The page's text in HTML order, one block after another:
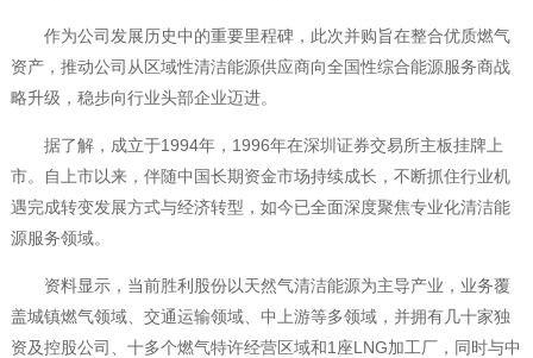
作为公司发展历史中的重要里程碑，此次并购旨在整合优质燃气
资产，推动公司从区域性清洁能源供应商向全国性综合能源服务商战
略升级，稳步向行业头部企业迈进。
据了解，成立于1994年，1996年在深圳证券交易所主板挂牌上
市。自上市以来，伴随中国长期资金市场持续成长，不断抓住行业机
遇完成转变发展方式与经济转型，如今已全面深度聚焦专业化清洁能
源服务领域。
资料显示，当前胜利股份以天然气清洁能源为主导产业，业务覆
盖城镇燃气领域、交通运输领域、中上游等多领域，并拥有几十家独
资及控股公司、十多个燃气特许经营区域和1座LNG加工厂，同时与中